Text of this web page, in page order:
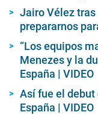
Jairo Vélez tras
prepararnos
“Los equipos
Menezes y la
España | VIDEO
Así fue el debut
España | VIDEO